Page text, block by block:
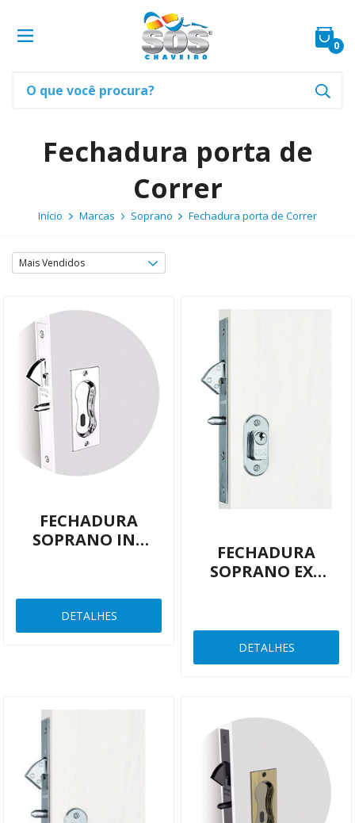
0
Fechadura porta de
Correr
Início Marcas Soprano Fechadura porta de Correr
FECHADURA
SOPRANO INT
03002055501
DETALHES
FECHADURA
SOPRANO EXT
03001052701
DETALHES